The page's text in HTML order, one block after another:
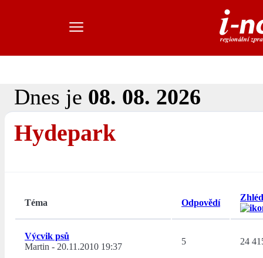
Dnes je 08. 08. 2026
Hydepark
Téma Odpovědí
Výcvik psů
Martin - 20.11.2010 19:37
5 24